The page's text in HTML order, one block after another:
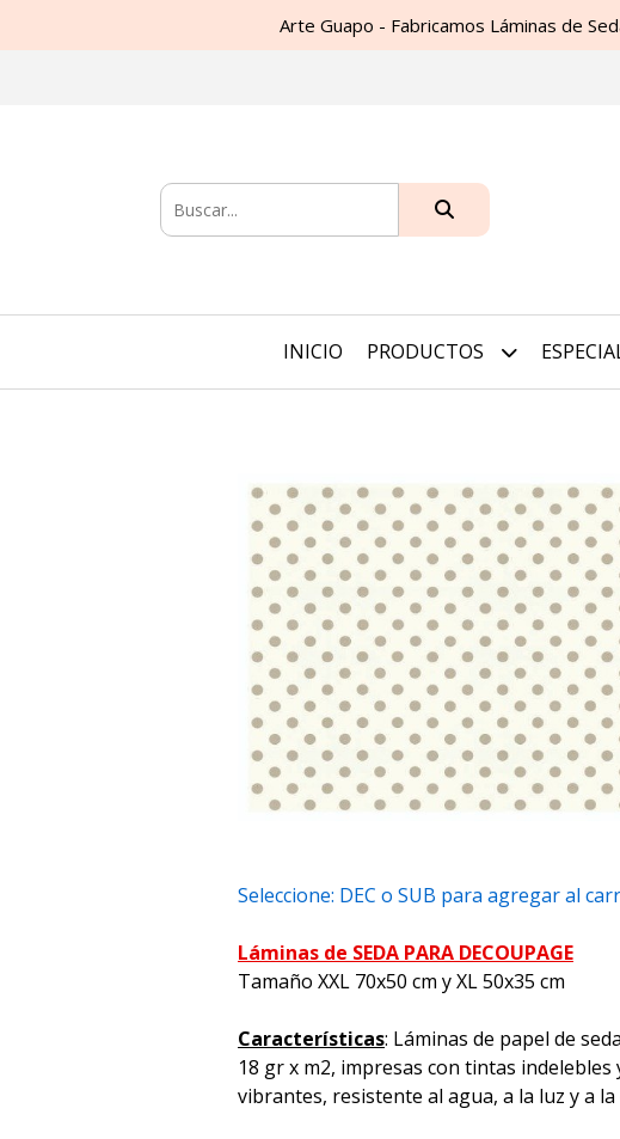
Arte Guapo - Fabricamos Láminas de
INICIO PRODUCTOS
Seleccione: DEC o SUB para agregar al
Láminas de SEDA PARA DECOUPAGE
Tamaño XXL 70x50 cm y XL 50x35 cm
Características: Láminas de papel de
18 gr x m2, impresas con tintas indelebles
vibrantes, resistente al agua, a la luz y a